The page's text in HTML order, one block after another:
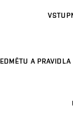
A PRAVIDLA